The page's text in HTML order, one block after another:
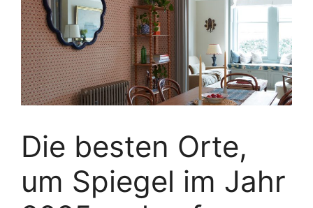
Die besten Orte,
um Spiegel im Jahr